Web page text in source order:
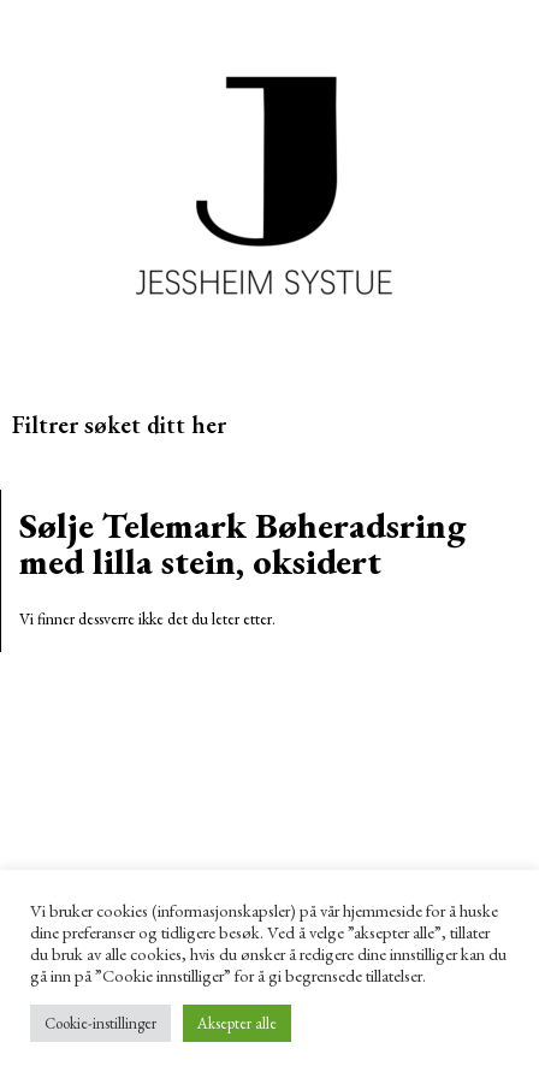
Filtrer søket ditt her
Sølje Telemark Bøheradsring
med lilla stein, oksidert
Vi finner dessverre ikke det du leter etter.
Vi bruker cookies (informasjonskapsler) på vår hjemmeside for å huske
dine preferanser og tidligere besøk. Ved å velge ”aksepter alle”, tillater
du bruk av alle cookies, hvis du ønsker å redigere dine innstilliger kan du
gå inn på ”Cookie innstilliger” for å gi begrensede tillatelser.
Cookie-instillinger Aksepter alle